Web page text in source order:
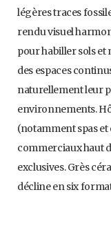
légères traces
rendu visuel
pour habiller sols
des espaces
naturellement leur
environnements.
(notamment spas et
commerciaux haut
exclusives. Grès
décline en six